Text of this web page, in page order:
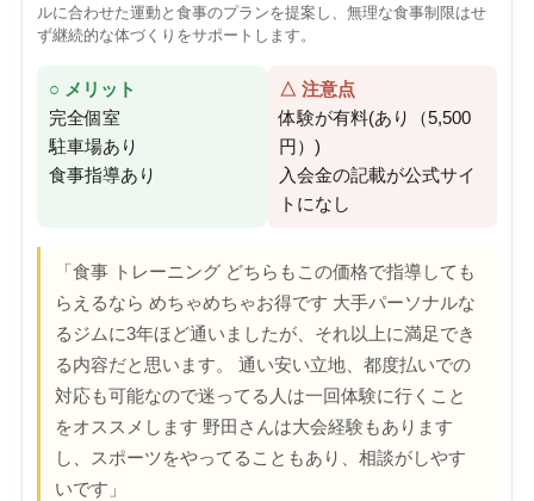
ルに合わせた運動と食事のプランを提案し、無理な食事制限はせ
ず継続的な体づくりをサポートします。
○ メリット
完全個室
駐車場あり
食事指導あり
△ 注意点
体験が有料(あり（5,500
円）)
入会金の記載が公式サイ
トになし
「食事 トレーニング どちらもこの価格で指導しても
らえるなら めちゃめちゃお得です 大手パーソナルな
るジムに3年ほど通いましたが、それ以上に満足でき
る内容だと思います。 通い安い立地、都度払いでの
対応も可能なので迷ってる人は一回体験に行くこと
をオススメします 野田さんは大会経験もあります
し、スポーツをやってることもあり、相談がしやす
いです」